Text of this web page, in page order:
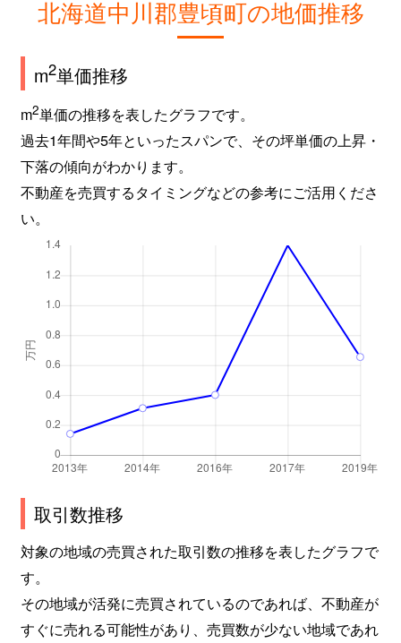
北海道中川郡豊頃町の地価推移
m2単価推移
m2単価の推移を表したグラフです。
過去1年間や5年といったスパンで、その坪単価の上昇・
下落の傾向がわかります。
不動産を売買するタイミングなどの参考にご活用くださ
い。
取引数推移
対象の地域の売買された取引数の推移を表したグラフで
す。
その地域が活発に売買されているのであれば、不動産が
すぐに売れる可能性があり、売買数が少ない地域であれ